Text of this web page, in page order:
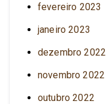
fevereiro 2023
janeiro 2023
dezembro 2022
novembro 2022
outubro 2022